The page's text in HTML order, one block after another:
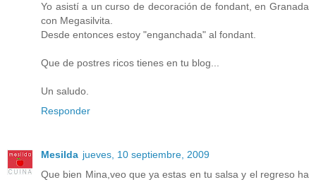
Yo asistí a un curso de decoración de fondant, en Granada
con Megasilvita.
Desde entonces estoy "enganchada" al fondant.
Que de postres ricos tienes en tu blog...
Un saludo.
Responder
Mesilda jueves, 10 septiembre, 2009
Que bien Mina,veo que ya estas en tu salsa y el regreso ha